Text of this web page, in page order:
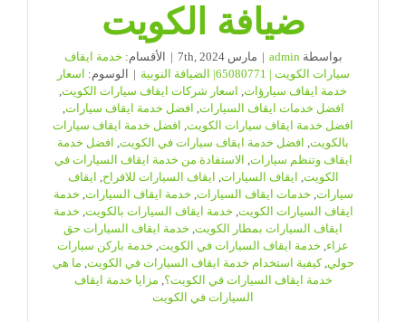
ضيافة الكويت
بواسطة admin
| مارس 7th, 2024 | الأقسام: خدمة ايقاف
سيارات الكويت | 65080771| الضيافة النوبية
| الوسوم: اسعار
خدمة ايقاف سيارؤات
اسعار شركات ايقاف سيارات الكويت
افضل خدمات ايقاف السيارات
افضل خدمة ايقاف سيارات
افضل خدمة ايقاف سيارات الكويت
افضل خدمة ايقاف سيارات
بالكويت
افضل خدمة ايقاف سيارات في الكويت
افضل خدمة
ايقاف وتنظم سيارات
الاستفادة من خدمة ايقاف السيارات في
الكويت
ايقاف السيارات ايقاف السيارات للافراح
ايقاف
سيارات خدمات ايقاف السيارات خدمة ايقاف السيارات خدمة
ايقاف السيارات الكويت خدمة ايقاف السيارات بالكويت خدمة
ايقاف السيارات بمطار الكويت خدمة ايقاف السيارات حق
عزاء خدمة ايقاف السيارات في الكويت خدمة باركن سيارات
حولي ,كيفية استخدام خدمة ايقاف السيارات في الكويت ما هي
خدمة ايقاف السيارات في الكويت؟ مزايا خدمة ايقاف
السيارات في الكويت